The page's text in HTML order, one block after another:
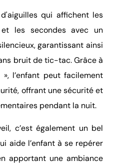
qui affichent les
les secondes avec un
garantissant ainsi
bruit de tic-tac. Grâce à
l’enfant peut facilement
offrant une sécurité et
pendant la nuit.
c’est également un bel
aide l’enfant à se repérer
apportant une ambiance